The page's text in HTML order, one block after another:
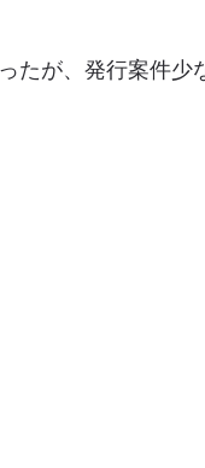
たが、発行案件少